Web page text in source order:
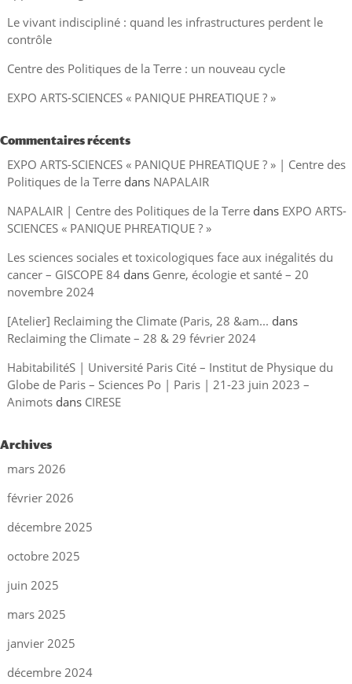
Le vivant indiscipliné : quand les infrastructures perdent le
contrôle
Centre des Politiques de la Terre : un nouveau cycle
EXPO ARTS-SCIENCES « PANIQUE PHREATIQUE ? »
Commentaires récents
EXPO ARTS-SCIENCES « PANIQUE PHREATIQUE ? » | Centre des
Politiques de la Terredans NAPALAIR
NAPALAIR | Centre des Politiques de la Terredans EXPO ARTS-
SCIENCES « PANIQUE PHREATIQUE ? »
Les sciences sociales et toxicologiques face aux inégalités du
cancer – GISCOPE 84dans Genre, écologie et santé – 20
novembre 2024
[Atelier] Reclaiming the Climate (Paris, 28 &am... dans
Reclaiming the Climate – 28 & 29 février 2024
HabitabilitéS | Université Paris Cité – Institut de Physique du
Globe de Paris – Sciences Po | Paris | 21-23 juin 2023 –
Animotsdans CIRESE
Archives
mars 2026
février 2026
décembre 2025
octobre 2025
juin 2025
mars 2025
janvier 2025
décembre 2024